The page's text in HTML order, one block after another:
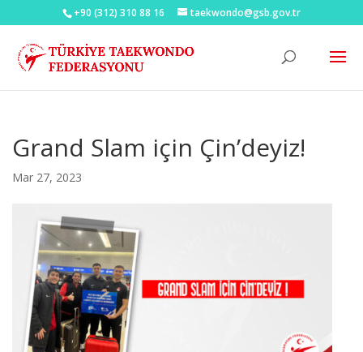
+90 (312) 310 88 16 taekwondo@gsb.gov.tr
Grand Slam için Çin’deyiz!
Mar 27, 2023